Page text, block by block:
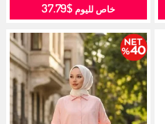
خاص لليوم$37.79